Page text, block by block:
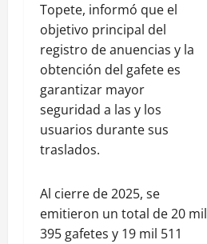
Topete, informó que el
objetivo principal del
registro de anuencias y la
obtención del gafete es
garantizar mayor
seguridad a las y los
usuarios durante sus
traslados.
Al cierre de 2025, se
emitieron un total de 20 mil
395 gafetes y 19 mil 511